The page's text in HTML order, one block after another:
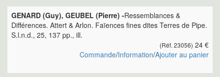
GENARD (Guy), GEUBEL (Pierre) -Ressemblances &
Différences. Attert & Arlon. Faïences fines dites Terres de Pipe.
S.l.n.d., 25, 137 pp., ill.
(Réf. 23056) 24 €
Commande/Information/Ajouter au panier